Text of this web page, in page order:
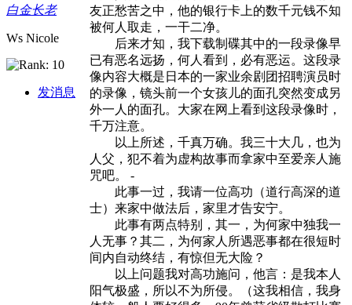
白金长老
Ws Nicole
发消息
友正愁苦之中，他的银行卡上的数千元钱不知
被何人取走，一干二净。
后来才知，我下载制碟其中的一段录像早
已有恶名远扬，何人看到，必有恶运。这段录
像内容大概是日本的一家业余剧团招聘演员时
的录像，镜头前一个女孩儿的面孔突然变成另
外一人的面孔。大家在网上看到这段录像时，
千万注意。
以上所述，千真万确。我三十大几，也为
人父，犯不着为虚构故事而拿家中至爱亲人施
咒吧。 -
此事一过，我请一位高功（道行高深的道
士）来家中做法后，家里才告安宁。
此事有两点特别，其一，为何家中独我一
人无事？其二，为何家人所遇恶事都在很短时
间内自动终结，有惊但无大险？
以上问题我对高功施问，他言：是我本人
阳气极盛，所以不为所侵。（这我相信，我身